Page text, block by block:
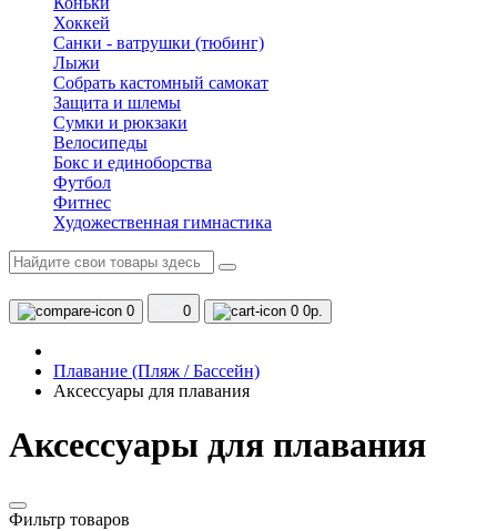
Хоккей
Санки - ватрушки (тюбинг)
Лыжи
Собрать кастомный самокат
Защита и шлемы
Сумки и рюкзаки
Велосипеды
Бокс и единоборства
Футбол
Фитнес
Художественная гимнастика
0 0 0 0р.
Плавание (Пляж / Бассейн)
Аксессуары для плавания
Аксессуары для плавания
Фильтр товаров